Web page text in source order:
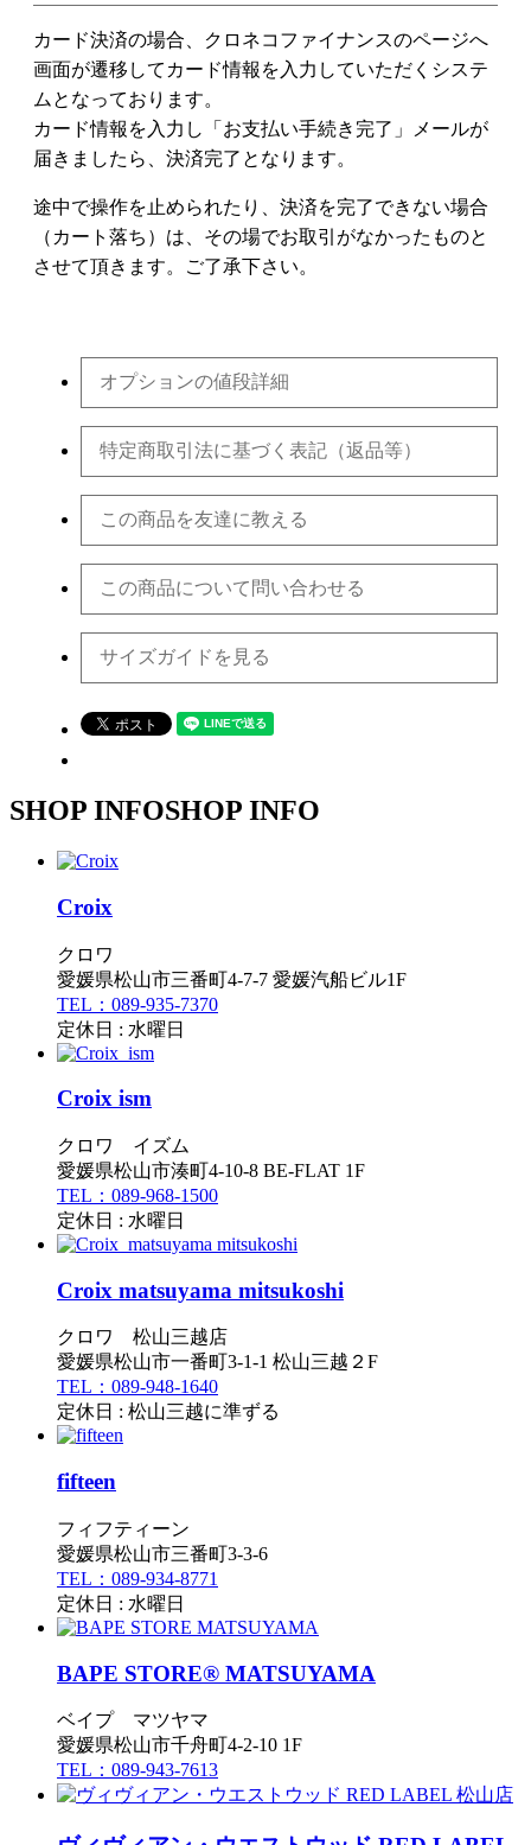
カード決済の場合、クロネコファイナンスのページへ
画面が遷移してカード情報を入力していただくシステ
ムとなっております。
カード情報を入力し「お支払い手続き完了」メールが
届きましたら、決済完了となります。
途中で操作を止められたり、決済を完了できない場合
（カート落ち）は、その場でお取引がなかったものと
させて頂きます。ご了承下さい。
オプションの値段詳細
特定商取引法に基づく表記（返品等）
この商品を友達に教える
この商品について問い合わせる
サイズガイドを見る
SHOP INFOSHOP INFO
Croix
クロワ
愛媛県松山市三番町4-7-7 愛媛汽船ビル1F
TEL：089-935-7370
定休日 : 水曜日
Croix ism
クロワ イズム
愛媛県松山市湊町4-10-8 BE-FLAT 1F
TEL：089-968-1500
定休日 : 水曜日
Croix matsuyama mitsukoshi
クロワ 松山三越店
愛媛県松山市一番町3-1-1 松山三越２F
TEL：089-948-1640
定休日 : 松山三越に準ずる
fifteen
フィフティーン
愛媛県松山市三番町3-3-6
TEL：089-934-8771
定休日 : 水曜日
BAPE STORE® MATSUYAMA
ベイプ マツヤマ
愛媛県松山市千舟町4-2-10 1F
TEL：089-943-7613